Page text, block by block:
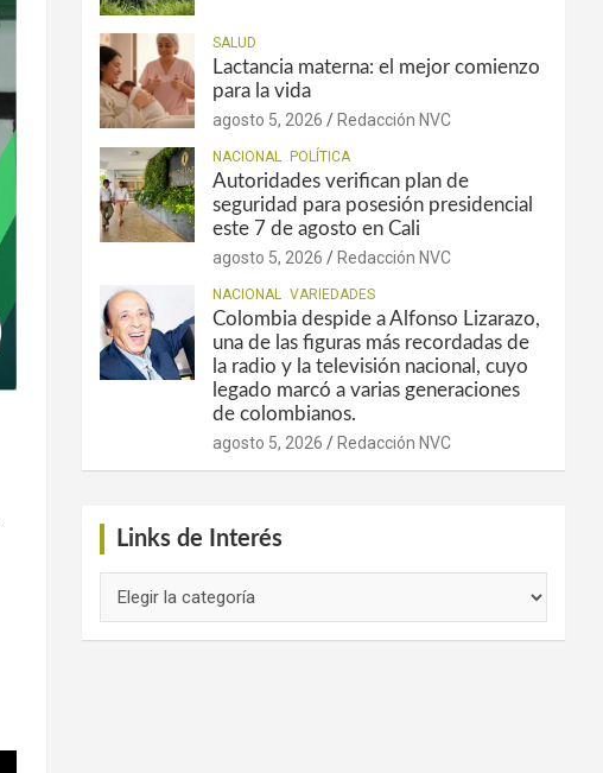
SALUD
Lactancia materna: el mejor comienzo
para la vida
agosto 5, 2026 Redacción NVC
NACIONAL POLÍTICA
Autoridades verifican plan de
seguridad para posesión presidencial
este 7 de agosto en Cali
agosto 5, 2026 Redacción NVC
NACIONAL VARIEDADES
Colombia despide a Alfonso Lizarazo,
una de las figuras más recordadas de
la radio y la televisión nacional, cuyo
legado marcó a varias generaciones
de colombianos.
agosto 5, 2026 Redacción NVC
Links de Interés
de